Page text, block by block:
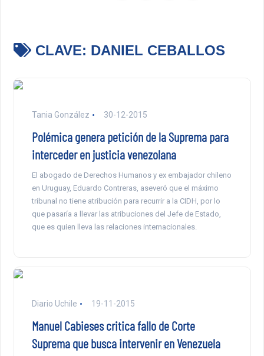
CLAVE: DANIEL CEBALLOS
Tania González 30-12-2015
Polémica genera petición de la Suprema para
interceder en justicia venezolana
El abogado de Derechos Humanos y ex embajador chileno
en Uruguay, Eduardo Contreras, aseveró que el máximo
tribunal no tiene atribución para recurrir a la CIDH, por lo
que pasaría a llevar las atribuciones del Jefe de Estado,
que es quien lleva las relaciones internacionales.
Diario Uchile 19-11-2015
Manuel Cabieses critica fallo de Corte
Suprema que busca intervenir en Venezuela